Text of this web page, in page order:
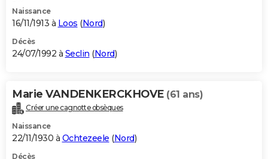
Naissance
16/11/1913 à Loos (Nord)
Décès
24/07/1992 à Seclin (Nord)
Marie VANDENKERCKHOVE (61 ans)
Créer une cagnotte obsèques
Naissance
22/11/1930 à Ochtezeele (Nord)
Décès